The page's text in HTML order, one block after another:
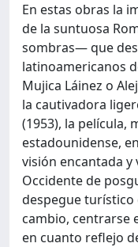
En estas obras la
de la suntuosa
sombras— que
latinoamericanos
Mujica Láinez o
la cautivadora
(1953), la película,
estadounidense,
visión encantada y
Occidente de
despegue turístico
cambio, centrarse
en cuanto reflejo